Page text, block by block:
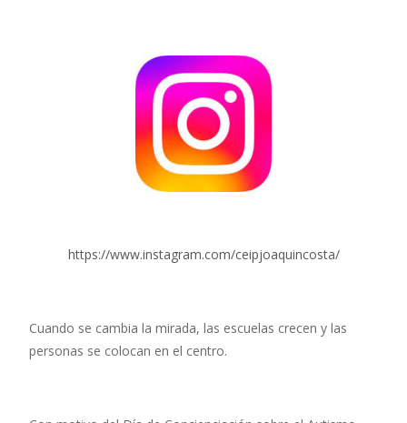
https://www.instagram.com/ceipjoaquincosta/
Cuando se cambia la mirada, las escuelas crecen y las
personas se colocan en el centro.